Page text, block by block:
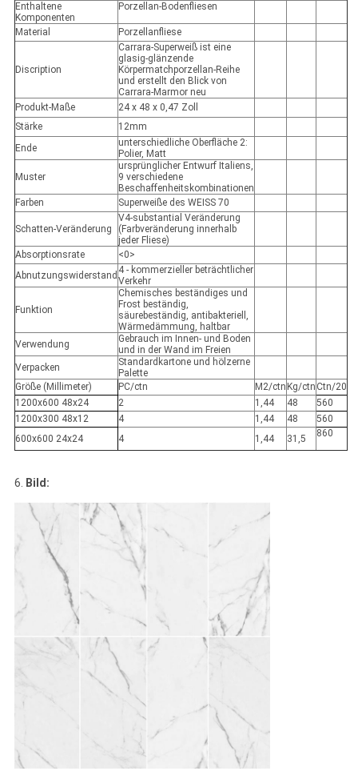
Enthaltene
Komponenten
Porzellan-Bodenfliesen
Material Porzellanfliese
Discription
Carrara-Superweiß ist eine
glasig-glänzende
Körpermatchporzellan-Reihe
und erstellt den Blick von
Carrara-Marmor neu
Produkt-Maße
24 x 48 x 0,47 Zoll
Stärke
12mm
Ende
unterschiedliche Oberfläche 2:
Polier, Matt
Muster
ursprünglicher Entwurf Italiens,
9 verschiedene
Beschaffenheitskombinationen
Farben
Superweiße des WEISS 70
Schatten-Veränderung
V4-substantial Veränderung
(Farbveränderung innerhalb
jeder Fliese)
Absorptionsrate
<0>
Abnutzungswiderstand 4 - kommerzieller beträchtlicher
Verkehr
Funktion
Chemisches beständiges und
Frost beständig,
säurebeständig, antibakteriell,
Wärmedämmung, haltbar
Verwendung
Gebrauch im Innen- und Boden
und in der Wand im Freien
Verpacken
Standardkartone und hölzerne
Palette
Größe (Millimeter)
PC/ctn M2/ctn Kg/ctn Ctn/20
1200x600 48x24
2 1,44 48
560
1200x300 48x12
4 1,44 48
560
600x600 24x24
4 1,44 31,5 860
6. Bild: